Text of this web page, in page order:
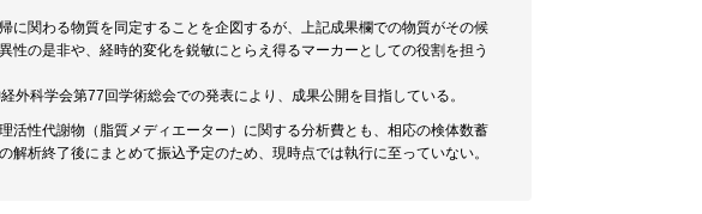
に関わる物質を同定することを企図するが、上記成果欄での物質がその候
の是非や、経時的変化を鋭敏にとらえ得るマーカーとしての役割を担う
科学会第77回学術総会での発表により、成果公開を目指している。
活性代謝物（脂質メディエーター）に関する分析費とも、相応の検体数蓄
析終了後にまとめて振込予定のため、現時点では執行に至っていない。